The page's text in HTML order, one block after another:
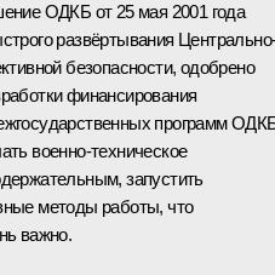
ОДКБ от 25 мая 2001 года
развёртывания
безопасности, одобрено
финансирования
программ
военно-техническое
запустить
методы работы, что
важно.